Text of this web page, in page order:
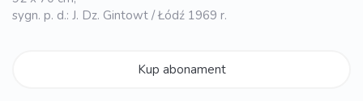
sygn. p. d.: J. Dz. Gintowt / Łódź 1969 r.
Kup abonament